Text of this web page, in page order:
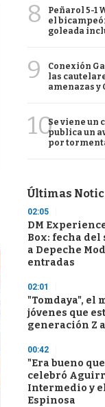
8
Peñarol 5-1
el
goleada
9
Conexión
las
amenazas
10Se viene
publica un
por
Últimas
02:05
DM
Box: fecha del
a Depeche
entradas
02:01
"Tomdaya", el
jóvenes que
generación Z
00:42
"Era bueno
celebró
Intermedio y
Espinosa